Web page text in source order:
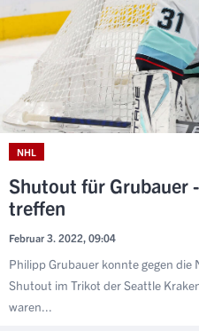
NHL
Shutout für Grubauer
treffen
Februar 3. 2022, 09:04
Philipp Grubauer konnte gegen die
Shutout im Trikot der Seattle
waren...